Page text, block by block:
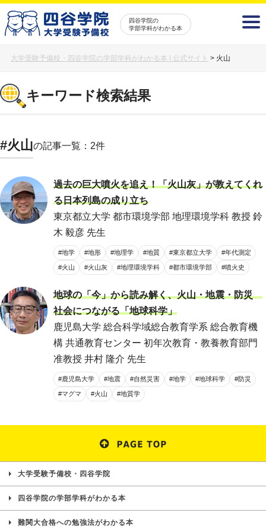
四谷学院の
学部学科がわかる本
大学受験予備校・四谷学院の学部学科がわかる本 | 公式サイト > 火山
キーワード検索結果
#火山の記事一覧：2件
過去の巨大噴火を追え！「火山灰」が教えてくれ
る日本列島の成り立ち
東京都立大学 都市環境学部 地理環境学科 教授 鈴
木 毅彦 先生
#地学 #地形 #地理学 #地質 #東京都立大学 #年代測定
#火山 #火山灰 #地理環境学科 #都市環境学部 #噴火史
地球の「今」から読み解く、火山・地震・防災
社会につながる「地球科学」
鹿児島大学 総合科学域総合教育学系 総合教育機
構 共通教育センター 初年次教育・教養教育部門
准教授 井村 隆介 先生
#鹿児島大学 #地震 #自然災害 #地学 #地球科学 #防災
#マグマ #火山 #地質学
大学受験予備校・四谷学院
四谷学院の学部学科がわかる本
難関大合格への勉強法がわかる本